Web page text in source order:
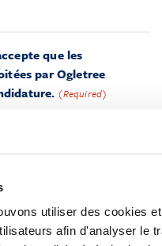
utiliser des cookies
afin d'analyser le
que les
par Ogletree
(Required)